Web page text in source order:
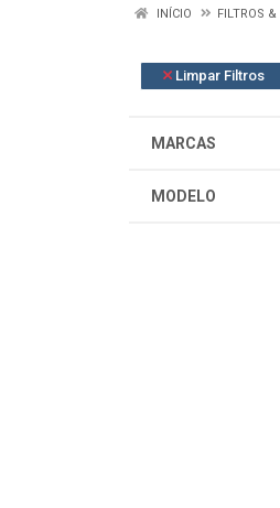
INÍCIO FILTROS
Limpar Filtros
MARCAS
MODELO